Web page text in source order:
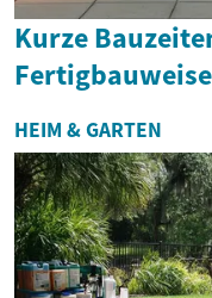
Kurze
HEIM & GARTEN